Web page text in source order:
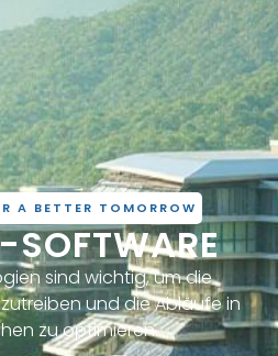
A BETTER TOMORROW
SOFTWARE
sind wichtig, um die
und die Abläufe in
zu optimieren.